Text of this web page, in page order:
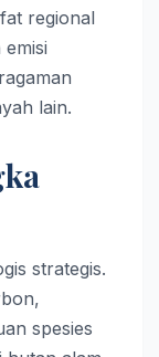
regional
lain.
strategis.
spesies